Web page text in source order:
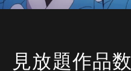
見放題作品数